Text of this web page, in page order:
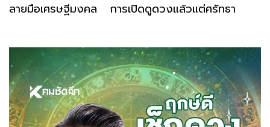
ลายมือเศรษฐีมงคล การเปิดดูดวงแล้วแต่ศรัทธา